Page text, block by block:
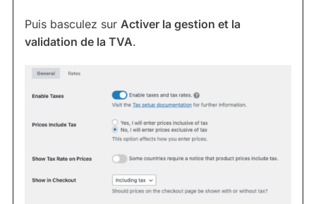
Puis basculez sur Activer la gestion et la
validation de la TVA.